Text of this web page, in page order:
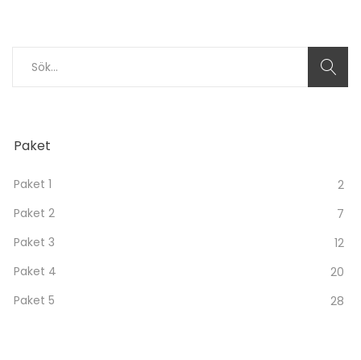
efter:
Paket
Paket 1
2
Paket 2
7
Paket 3
12
Paket 4
20
Paket 5
28